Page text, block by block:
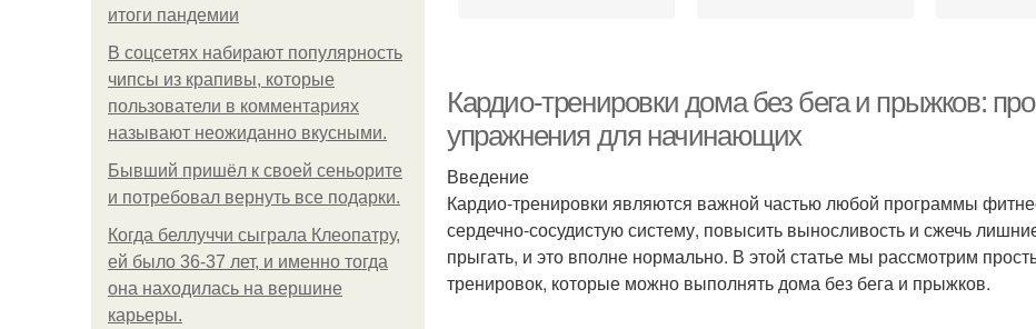
итоги пандемии
В соцсетях набирают популярность
чипсы из крапивы, которые
пользователи в комментариях
называют неожиданно вкусными.
Бывший пришёл к своей сеньорите
и потребовал вернуть все подарки.
Когда беллуччи сыграла Клеопатру,
ей было 36-37 лет, и именно тогда
она находилась на вершине
карьеры.
Кардио-тренировки дома без бега и прыжков:
упражнения для начинающих
Введение
Кардио-тренировки являются важной частью любой программы
сердечно-сосудистую систему, повысить выносливость и сжечь
прыгать, и это вполне нормально. В этой статье мы рассмотрим
тренировок, которые можно выполнять дома без бега и прыжков.